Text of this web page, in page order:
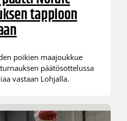
tappioon
poikien maajoukkue
päätösottelussa
vastaan Lohjalla.